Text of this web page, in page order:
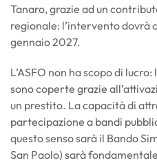
Tanaro, grazie ad un
regionale: l’intervento dovrà
gennaio 2027.
L’ASFO non ha scopo di
sono coperte grazie
un prestito. La capacità di
partecipazione a bandi
questo senso sarà il Bando
San Paolo) sarà